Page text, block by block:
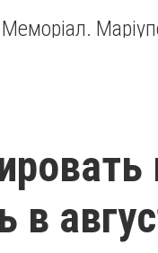
Меморіал.
в